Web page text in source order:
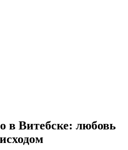
в Витебске: любовь